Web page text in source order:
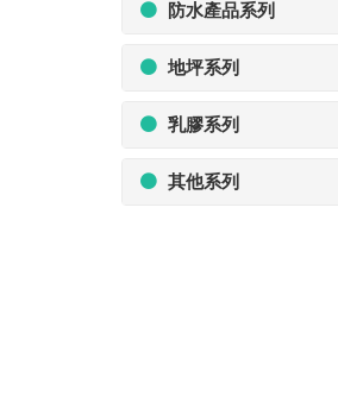
防水產品系列
地坪系列
乳膠系列
其他系列